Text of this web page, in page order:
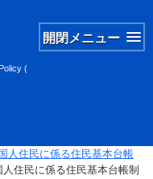
開閉メニュー
(
人住民に係る住民基本台帳
住民に係る住民基本台帳制